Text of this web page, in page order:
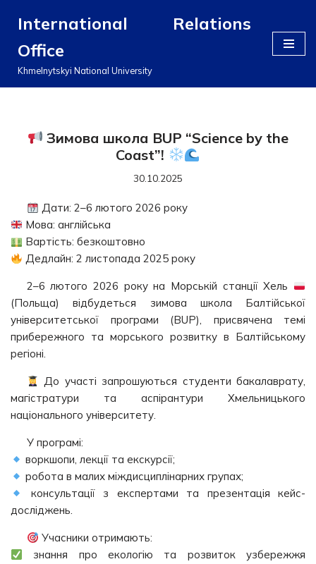
до
вмісту
International Relations
Office
Khmelnytskyi National University
Зимова школа BUP “Science by the
Coast”!
30.10.2025
Дати: 2–6 лютого 2026 року
Мова: англійська
Вартість: безкоштовно
Дедлайн: 2 листопада 2025 року
2–6 лютого 2026 року на Морській станції Хель
(Польща) відбудеться зимова школа Балтійської
університетської програми (BUP), присвячена темі
прибережного та морського розвитку в Балтійському
регіоні.
До участі запрошуються студенти бакалаврату,
магістратури та аспірантури Хмельницького
національного університету.
У програмі:
воркшопи, лекції та екскурсії;
робота в малих міждисциплінарних групах;
консультації з експертами та презентація кейс-
досліджень.
Учасники отримають:
знання про екологію та розвиток узбережжя